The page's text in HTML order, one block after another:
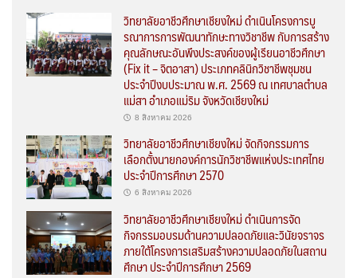
วิทยาลัยอาชีวศึกษาเชียงใหม่ ดำเนินโครงการบู
รณาการการพัฒนาทักษะทางวิชาชีพ กับการสร้าง
คุณลักษณะอันพึงประสงค์ของผู้เรียนอาชีวศึกษา
(Fix it – จิตอาสา) ประเภทคลินิกวิชาชีพชุมชน
ประจำปีงบประมาณ พ.ศ. 2569 ณ เทศบาลตำบล
แม่สา อำเภอแม่ริม จังหวัดเชียงใหม่
8 สิงหาคม 2026
วิทยาลัยอาชีวศึกษาเชียงใหม่ จัดกิจกรรมการ
เลือกตั้งนายกองค์การนักวิชาชีพแห่งประเทศไทย
ประจำปีการศึกษา 2570
6 สิงหาคม 2026
วิทยาลัยอาชีวศึกษาเชียงใหม่ ดำเนินการจัด
กิจกรรมอบรมด้านความปลอดภัยและวินัยจราจร
ภายใต้โครงการเสริมสร้างความปลอดภัยในสถาน
ศึกษา ประจำปีการศึกษา 2569